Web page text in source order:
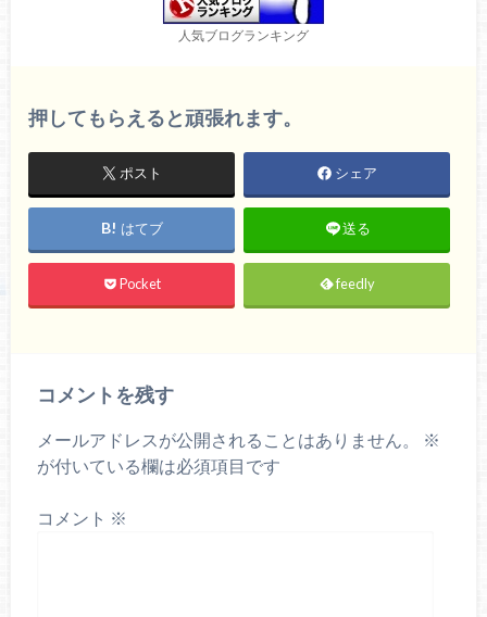
人気ブログランキング
押してもらえると頑張れます。
ポスト シェア
はてブ 送る
Pocket feedly
コメントを残す
メールアドレスが公開されることはありません。
※
が付いている欄は必須項目です
コメント ※